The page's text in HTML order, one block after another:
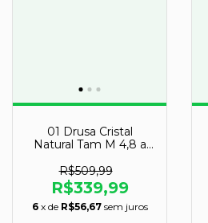
01 Drusa Cristal
Natural Tam M 4,8 a
R$509,99
R$339,99
6 x de R$56,67 sem juros